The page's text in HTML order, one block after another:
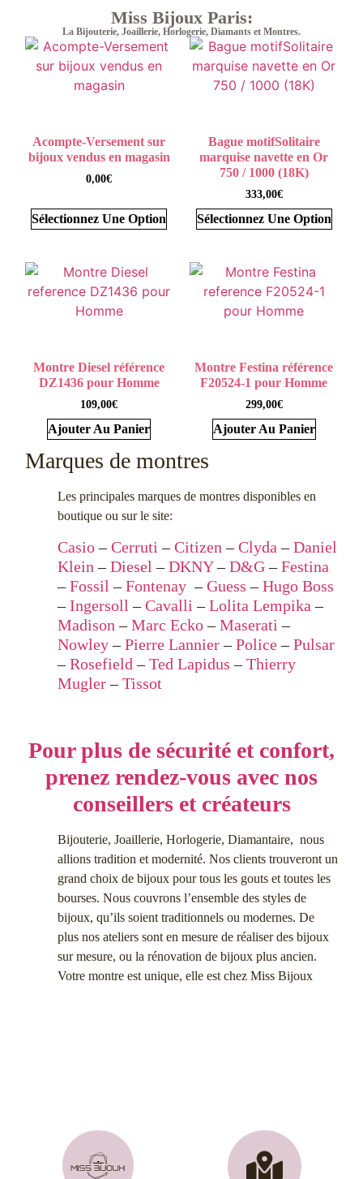
Miss Bijoux Paris:
La Bijouterie, Joaillerie, Horlogerie, Diamants et Montres.
Acompte-Versement sur
bijoux vendus en magasin
0,00€
Sélectionnez Une Option
Bague motifSolitaire
marquise navette en Or
750 / 1000 (18K)
333,00€
Sélectionnez Une Option
Montre Diesel référence
DZ1436 pour Homme
109,00€
Ajouter Au Panier
Montre Festina référence
F20524-1 pour Homme
299,00€
Ajouter Au Panier
Marques de montres
Les principales marques de montres disponibles en
boutique ou sur le site:
Casio–Cerruti –Citizen –Clyda –Daniel
Klein –Diesel –DKNY–D&G–Festina
–Fossil –Fontenay–Guess –Hugo Boss
–Ingersoll –Cavalli –Lolita Lempika –
Madison –Marc Ecko–Maserati –
Nowley–Pierre Lannier–Police–Pulsar
–Rosefield –Ted Lapidus –Thierry
Mugler–Tissot
Pour plus de sécurité et confort,
prenez rendez-vous avec nos
conseillers et créateurs
Bijouterie, Joaillerie, Horlogerie, Diamantaire, nous
allions tradition et modernité. Nos clients trouveront un
grand choix de bijoux pour tous les gouts et toutes les
bourses. Nous couvrons l’ensemble des styles de
bijoux, qu’ils soient traditionnels ou modernes. De
plus nos ateliers sont en mesure de réaliser des bijoux
sur mesure, ou la rénovation de bijoux plus ancien.
Votre montre est unique, elle est chez Miss Bijoux